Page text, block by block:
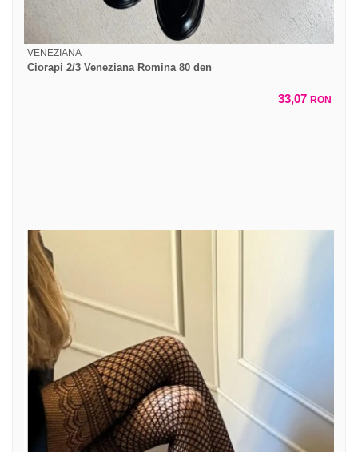
VENEZIANA
Ciorapi 2/3 Veneziana Romina 80 den
33,07 RON